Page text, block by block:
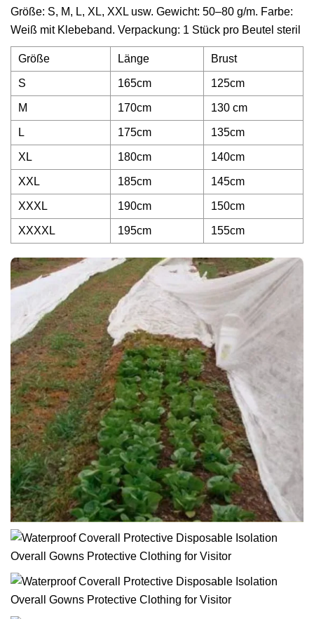
Größe: S, M, L, XL, XXL usw. Gewicht: 50–80 g/m. Farbe:
Weiß mit Klebeband. Verpackung: 1 Stück pro Beutel steril
Größe Länge Brust
S 165cm 125cm
M 170cm 130 cm
L 175cm 135cm
XL 180cm 140cm
XXL 185cm 145cm
XXXL 190cm 150cm
XXXXL 195cm 155cm